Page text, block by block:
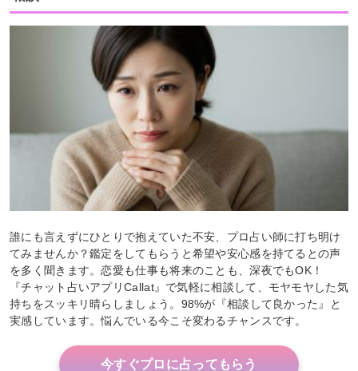
誰にも言えずにひとりで抱えていた不安、プロ占い師に打ち明け
てみませんか？鑑定をしてもらうと希望や安心感を持てるとの声
を多く聞きます。恋愛も仕事も将来のことも、深夜でもOK！
『チャット占いアプリCallat』で気軽に相談して、モヤモヤした気
持ちをスッキリ晴らしましょう。98%が『相談して良かった』と
実感しています。悩んでいる今こそ変わるチャンスです。
今すぐプロに占ってもらう